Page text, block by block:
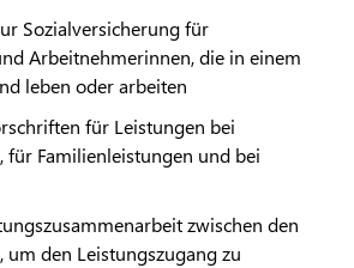
Sozialversicherung für
Arbeitnehmerinnen, die in einem
leben oder arbeiten
für Leistungen bei
für Familienleistungen und bei
zwischen den
um den Leistungszugang zu